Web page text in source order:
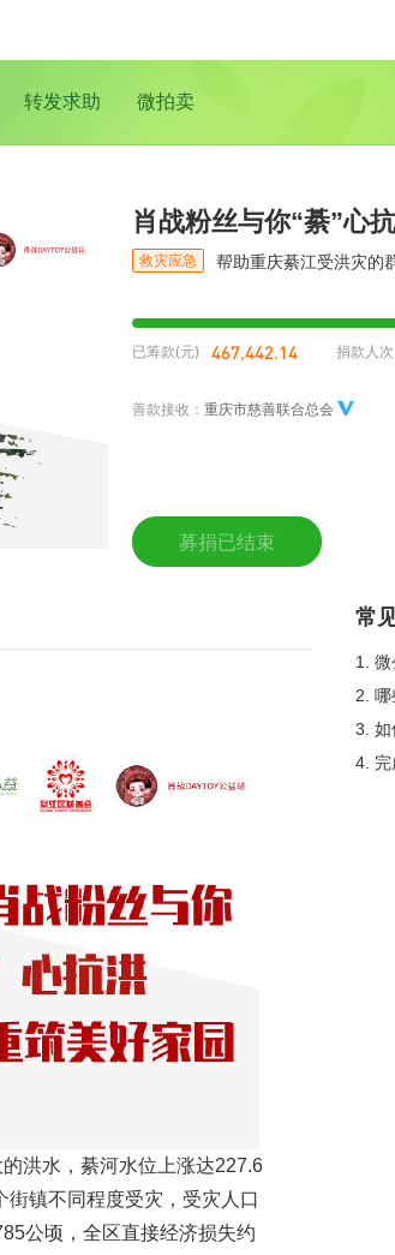
转发求助 微拍卖
肖战粉丝与你“綦”心
救灾应急 帮助重庆綦江受洪灾的
已筹款(元) 467,442.14 捐款人次
善款接收： 重庆市慈善联合总会
募捐已结束
洪水，綦河水位上涨达227.6
镇不同程度受灾，受灾人口
公顷，全区直接经济损失约
常
1.
2.
3. 如
4. 完